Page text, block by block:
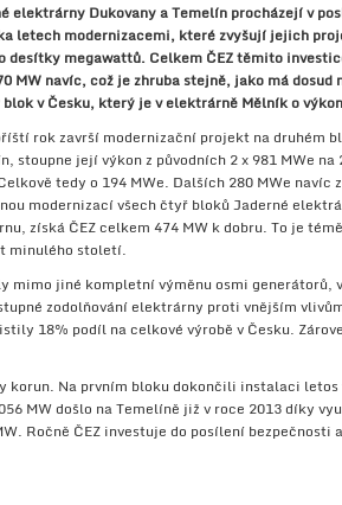
elektrárny Dukovany a Temelín procházejí v
letech modernizacemi, které zvyšují jejich
desítky megawattů. Celkem ČEZ těmito
MW navíc, což je zhruba stejně, jako má dosud
v Česku, který je v elektrárně Mělník o
rok završí modernizační projekt na druhém
stoupne její výkon z původních 2 x 981 MWe na
tedy o 194 MWe. Dalších 280 MWe navíc
modernizací všech čtyř bloků Jaderné
získá ČEZ celkem 474 MW k dobru. To je
minulého století.
mimo jiné kompletní výměnu osmi generátorů,
zodolňování elektrárny proti vnějším
18% podíl na celkové výrobě v Česku.
Na prvním bloku dokončili instalaci letos
MW došlo na Temelíně již v roce 2013 díky
Ročně ČEZ investuje do posílení bezpečnosti